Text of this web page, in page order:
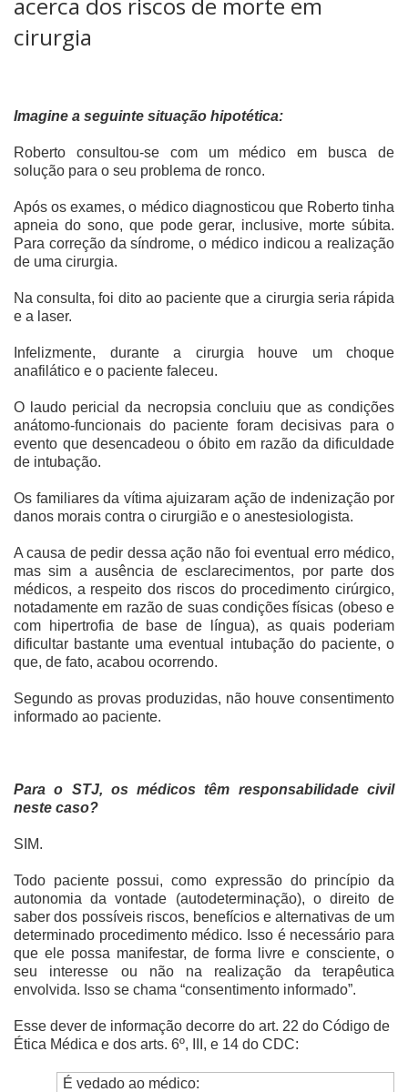
cirurgia
Imagine a seguinte situação hipotética:
Roberto consultou-se com um médico em busca de
solução para o seu problema de ronco.
Após os exames, o médico diagnosticou que Roberto tinha
apneia do sono, que pode gerar, inclusive, morte súbita.
Para correção da síndrome, o médico indicou a realização
de uma cirurgia.
Na consulta, foi dito ao paciente que a cirurgia seria rápida
e a laser.
Infelizmente, durante a cirurgia houve um choque
anafilático e o paciente faleceu.
O laudo pericial da necropsia concluiu que as condições
anátomo-funcionais do paciente foram decisivas para o
evento que desencadeou o óbito em razão da dificuldade
de intubação.
Os familiares da vítima ajuizaram ação de indenização por
danos morais contra o cirurgião e o anestesiologista.
A causa de pedir dessa ação não foi eventual erro médico,
mas sim a ausência de esclarecimentos, por parte dos
médicos, a respeito dos riscos do procedimento cirúrgico,
notadamente em razão de suas condições físicas (obeso e
com hipertrofia de base de língua), as quais poderiam
dificultar bastante uma eventual intubação do paciente, o
que, de fato, acabou ocorrendo.
Segundo as provas produzidas, não houve consentimento
informado ao paciente.
Para o STJ, os médicos têm responsabilidade civil
neste caso?
SIM.
Todo paciente possui, como expressão do princípio da
autonomia da vontade (autodeterminação), o direito de
saber dos possíveis riscos, benefícios e alternativas de um
determinado procedimento médico. Isso é necessário para
que ele possa manifestar, de forma livre e consciente, o
seu interesse ou não na realização da terapêutica
envolvida. Isso se chama “consentimento informado”.
Esse dever de informação decorre do art. 22 do Código de
Ética Médica e dos arts. 6º, III, e 14 do CDC:
É vedado ao médico: